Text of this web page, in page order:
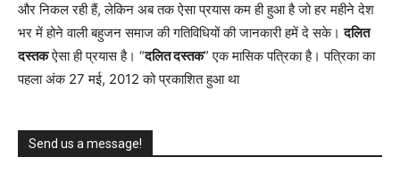
और निकल रही हैं, लेकिन अब तक ऐसा प्रयास कम ही हुआ है जो हर महीने देश
भर में होने वाली बहुजन समाज की गतिविधियों की जानकारी हमें दे सके।दलित
दस्तकऐसा ही प्रयास है। “दलित दस्तक” एक मासिक पत्रिका है। पत्रिका का
पहला अंक 27 मई, 2012 को प्रकाशित हुआ था
Send us a message!